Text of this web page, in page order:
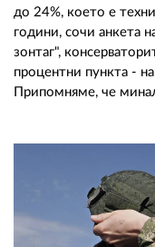
до 24%, което е
години, сочи анкета
зонтаг",
процентни пункта -
Припомняме, че